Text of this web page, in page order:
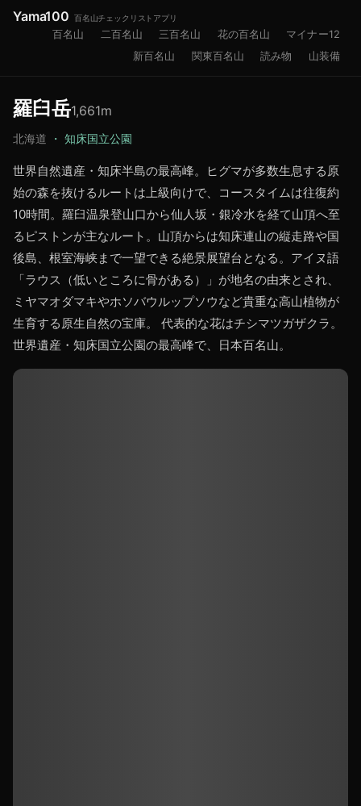
Yama100 百名山チェックリストアプリ
百名山 二百名山 三百名山 花の百名山
マイナー12
新百名山
関東百名山 読み物 山装備
羅臼岳1,661m
北海道 ・ 知床国立公園
世界自然遺産・知床半島の最高峰。ヒグマが多数生息する原
始の森を抜けるルートは上級向けで、コースタイムは往復約
10時間。羅臼温泉登山口から仙人坂・銀冷水を経て山頂へ至
るピストンが主なルート。山頂からは知床連山の縦走路や国
後島、根室海峡まで一望できる絶景展望台となる。アイヌ語
「ラウス（低いところに骨がある）」が地名の由来とされ、
ミヤマオダマキやホソバウルップソウなど貴重な高山植物が
生育する原生自然の宝庫。 代表的な花はチシマツガザクラ。
世界遺産・知床国立公園の最高峰で、日本百名山。